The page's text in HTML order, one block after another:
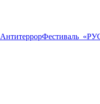
АнтитеррорФестиваль